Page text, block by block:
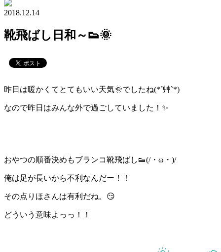
2018.12.14
靴飛ばし日和～👟🌞
昨日は暖かくてとてもいい天気🌞でしたね(*´艸`*)
なので昨日はみんな外で過ごしていました！✨
おやつの順番決めもブランコ靴飛ばし👟(/・ω・)/
俺は足が長いから不利なんだー！！
その点りほさんは有利だね。😏
どういう意味よっっ！！